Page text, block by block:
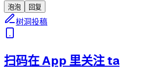
泡泡 回复
树洞投稿
扫码在 App 里关注 ta